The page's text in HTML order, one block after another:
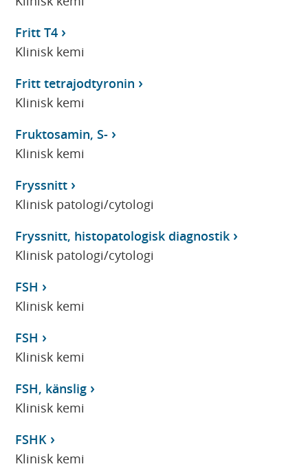
Fritt T4
Klinisk kemi
Fritt tetrajodtyronin
Klinisk kemi
Fruktosamin, S-
Klinisk kemi
Fryssnitt
Klinisk patologi/cytologi
Fryssnitt, histopatologisk diagnostik
Klinisk patologi/cytologi
FSH
Klinisk kemi
FSH
Klinisk kemi
FSH, känslig
Klinisk kemi
FSHK
Klinisk kemi